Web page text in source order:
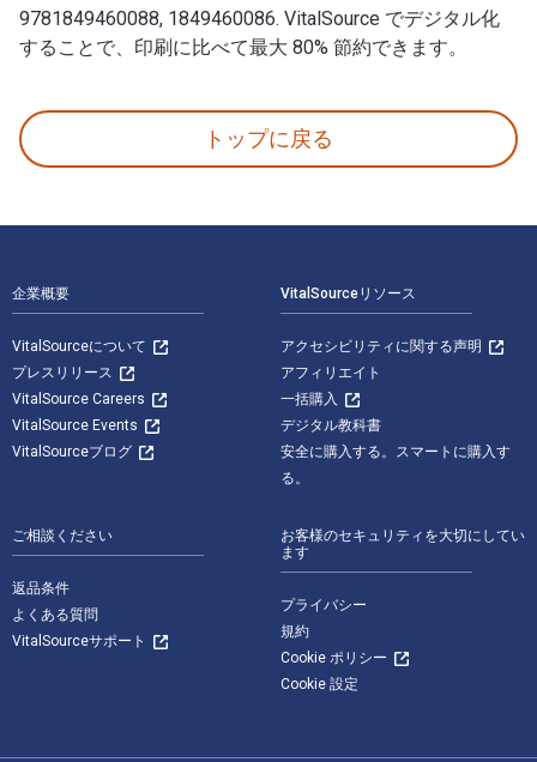
9781849460088, 1849460086. VitalSource でデジタル化
することで、印刷に比べて最大 80% 節約できます。
トップに戻る
企業概要
VitalSourceについて
プレスリリース
VitalSource Careers
VitalSource Events
VitalSourceブログ
VitalSourceリソース
アクセシビリティに関する声明
アフィリエイト
一括購入
デジタル教科書
安全に購入する。スマートに購入す
る。
ご相談ください
返品条件
よくある質問
VitalSourceサポート
お客様のセキュリティを大切にしてい
ます
プライバシー
規約
Cookie ポリシー
Cookie 設定